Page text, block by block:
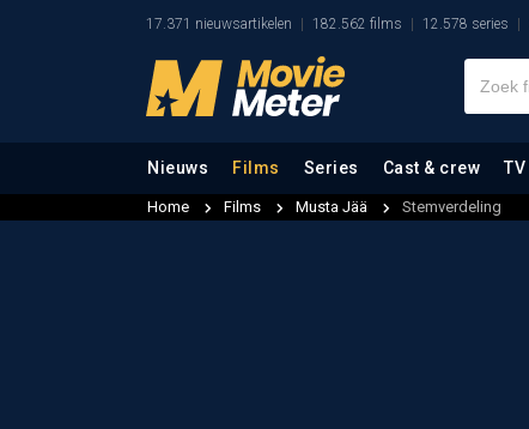
17.371 nieuwsartikelen 182.562 films 12.578 series
Nieuws Films Series Cast & crew TV
Home Films Musta Jää Stemverdeling